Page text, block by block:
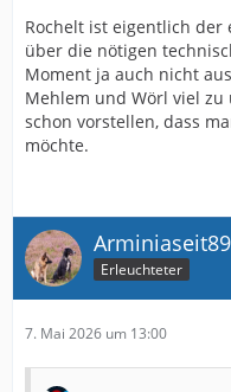
Rochelt ist eigentlich
über die nötigen
Moment ja auch nicht
Mehlem und Wörl viel
schon vorstellen, dass
möchte.
Arminiaseit89
Erleuchteter
7. Mai 2026 um 13:00